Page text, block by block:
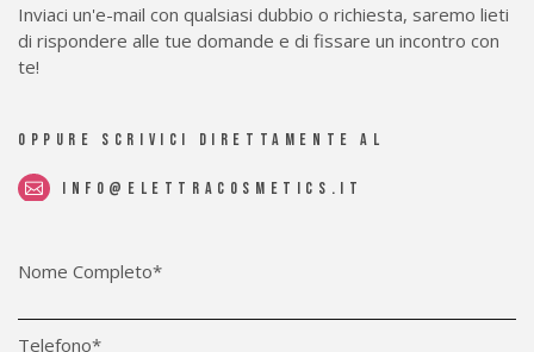
Inviaci un'e-mail con qualsiasi dubbio o richiesta, saremo lieti
di rispondere alle tue domande e di fissare un incontro con
te!
oppure scrivici direttamente al
info@elettracosmetics.it